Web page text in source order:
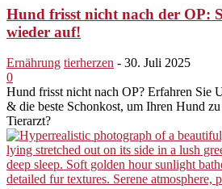
Hund frisst nicht nach der OP:
wieder auf!
Ernährung tierherzen - 30. Juli 2025
0
Hund frisst nicht nach OP? Erfahren Sie
& die beste Schonkost, um Ihren Hund
Tierarzt?